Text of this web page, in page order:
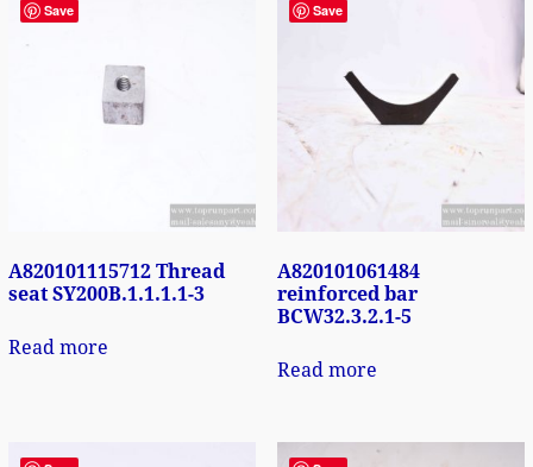
Save
A820101115712 Thread
seat SY200B.1.1.1.1-3
Read more
Save
A820101061484
reinforced bar
BCW32.3.2.1-5
Read more